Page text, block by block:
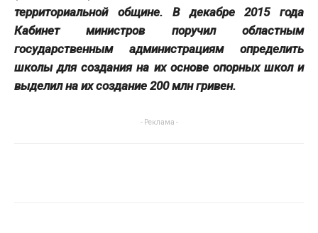
территориальной общине. В декабре 2015 года
Кабинет министров поручил областным
государственным администрациям определить
школы для создания на их основе опорных школ и
выделил на их создание 200 млн гривен.
- Реклама -